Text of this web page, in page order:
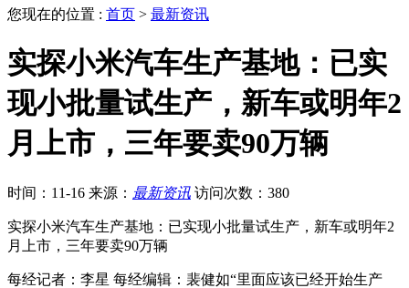
您现在的位置 : 首页 > 最新资讯
实探小米汽车生产基地：已实
现小批量试生产，新车或明年2
月上市，三年要卖90万辆
时间：11-16 来源： 最新资讯 访问次数：380
实探小米汽车生产基地：已实现小批量试生产，新车或明年2
月上市，三年要卖90万辆
每经记者：李星 每经编辑：裴健如“里面应该已经开始生产